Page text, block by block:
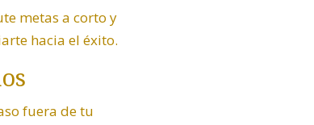
metas a corto y
hacia el éxito.
fuera de tu